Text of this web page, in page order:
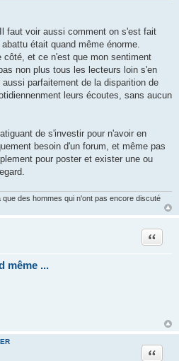
faut voir aussi comment on s'est fait
était quand même énorme.
côté, et ce n'est que mon sentiment
non plus tous les lecteurs loin s'en
parfaitement de la disparition de
leurs écoutes, sans aucun
de s'investir pour n'avoir en
besoin d'un forum, et même pas
pour poster et exister une ou
des hommes qui n'ont pas encore discuté
même ...
Citer
Citer